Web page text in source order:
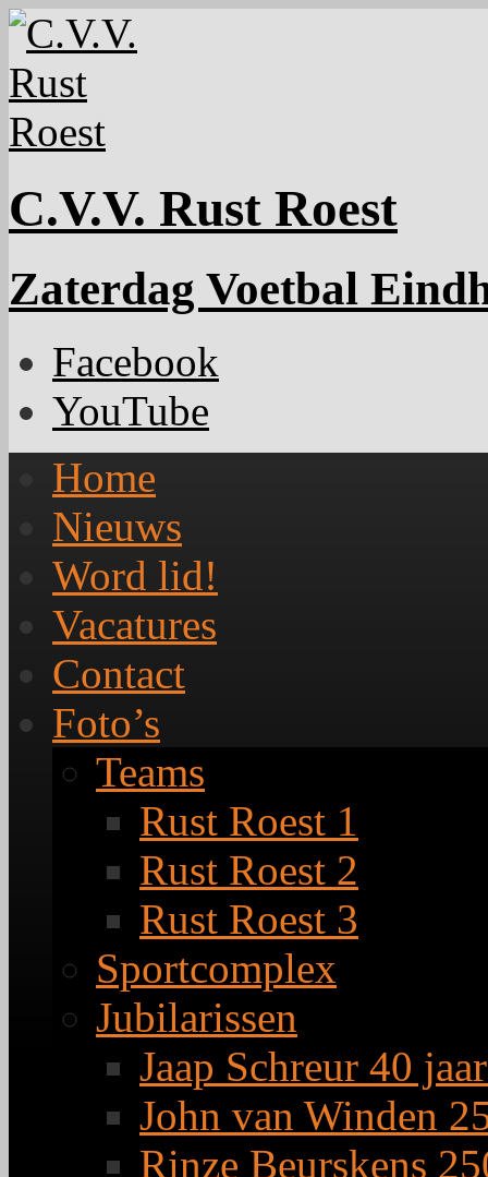
C.V.V. Rust Roest
Zaterdag Voetbal
Facebook
YouTube
Home
Nieuws
Word lid!
Vacatures
Contact
Foto’s
Teams
Rust Roest 1
Rust Roest 2
Rust Roest 3
Sportcomplex
Jubilarissen
Jaap Schreur 40
John van Winden
Rinze Beurskens